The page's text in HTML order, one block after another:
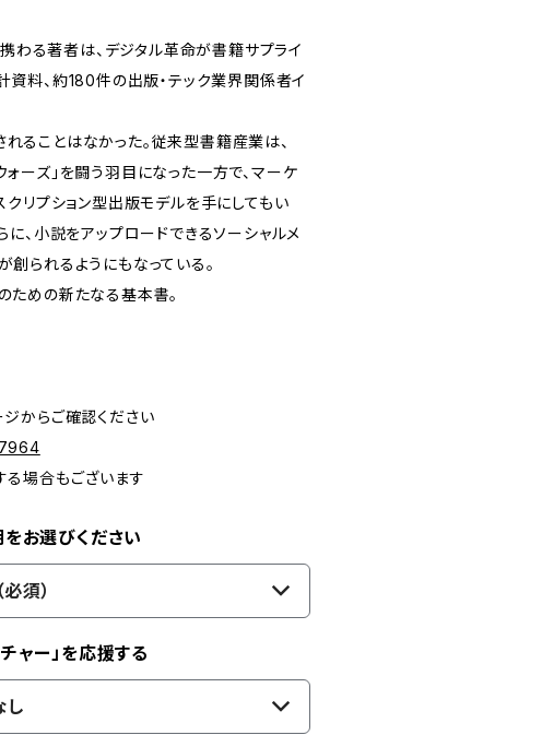
る著者は、デジタル革命が書籍サプライ
資料、約180件の出版・テック業界関係者イ
ることはなかった。従来型書籍産業は、
ーズ」を闘う羽目になった一方で、マーケ
クリプション型出版モデルを手にしてもい
に、小説をアップロードできるソーシャルメ
られるようにもなっている。
ための新たなる基本書。
からご確認ください
る場合もございます
お選びください
須）
ャー」を応援する
し